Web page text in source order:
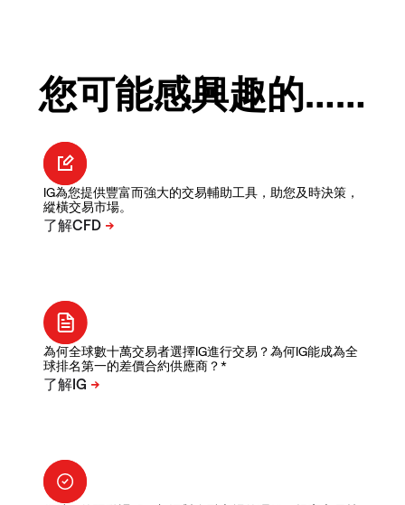
您可能感興趣的……
IG為您提供豐富而強大的交易輔助工具，助您及時決策，
縱橫交易市場。
為何全球數十萬交易者選擇IG進行交易？為何IG能成為全
球排名第一的差價合約供應商？*